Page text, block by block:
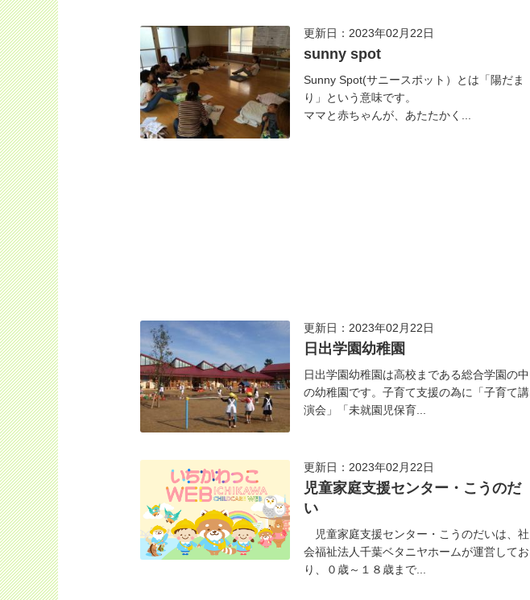
更新日：2023年02月22日
sunny spot
Sunny Spot(サニースポット）とは「陽だま
り」という意味です。
ママと赤ちゃんが、あたたかく...
更新日：2023年02月22日
日出学園幼稚園
日出学園幼稚園は高校まである総合学園の中
の幼稚園です。子育て支援の為に「子育て講
演会」「未就園児保育...
更新日：2023年02月22日
児童家庭支援センター・こうのだ
い
児童家庭支援センター・こうのだいは、社
会福祉法人千葉ベタニヤホームが運営してお
り、０歳～１８歳まで...